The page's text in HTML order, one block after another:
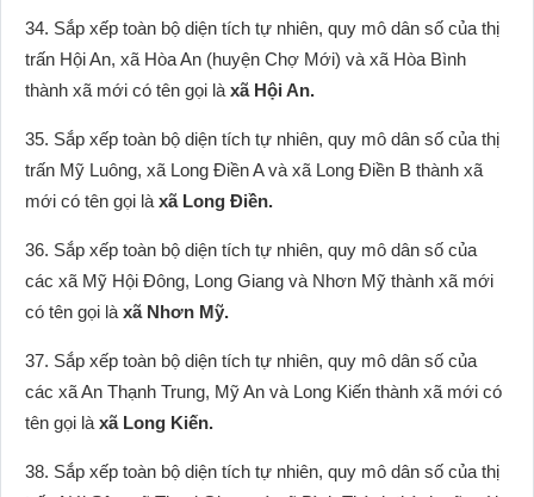
34. Sắp xếp toàn bộ diện tích tự nhiên, quy mô dân số của thị
trấn Hội An, xã Hòa An (huyện Chợ Mới) và xã Hòa Bình
thành xã mới có tên gọi là xã Hội An.
35. Sắp xếp toàn bộ diện tích tự nhiên, quy mô dân số của thị
trấn Mỹ Luông, xã Long Điền A và xã Long Điền B thành xã
mới có tên gọi là xã Long Điền.
36. Sắp xếp toàn bộ diện tích tự nhiên, quy mô dân số của
các xã Mỹ Hội Đông, Long Giang và Nhơn Mỹ thành xã mới
có tên gọi là xã Nhơn Mỹ.
37. Sắp xếp toàn bộ diện tích tự nhiên, quy mô dân số của
các xã An Thạnh Trung, Mỹ An và Long Kiến thành xã mới có
tên gọi là xã Long Kiến.
38. Sắp xếp toàn bộ diện tích tự nhiên, quy mô dân số của thị